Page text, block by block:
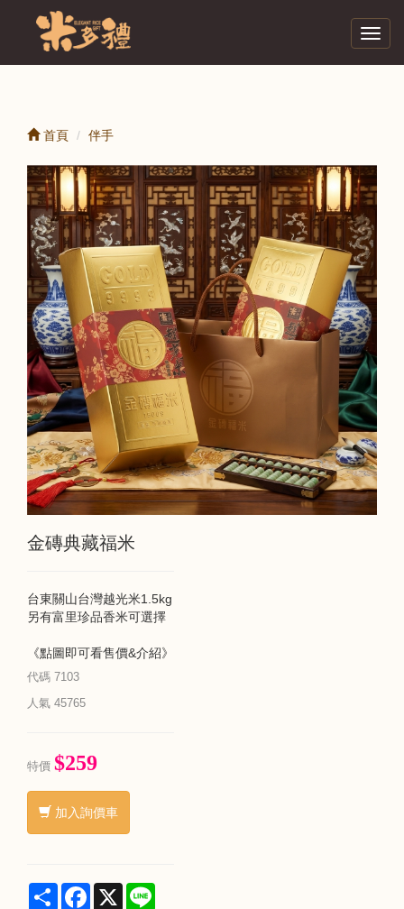
首頁 伴手
金磚典藏福米
台東關山台灣越光米1.5kg
另有富里珍品香米可選擇
《點圖即可看售價&介紹》
代碼 7103
人氣 45765
特價 $259
加入詢價車
Share Facebook
X